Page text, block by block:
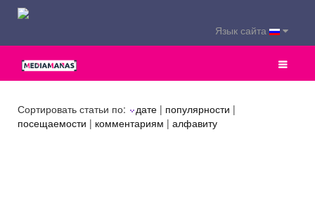
Язык сайта
Сортировать статьи по: дате | популярности |
посещаемости | комментариям | алфавиту